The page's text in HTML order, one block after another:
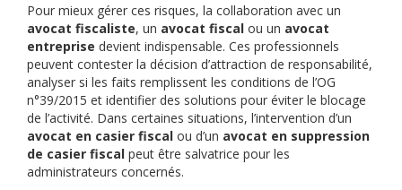
Pour mieux gérer ces risques, la collaboration avec un
avocat fiscaliste, un avocat fiscal ou un avocat
entreprise devient indispensable. Ces professionnels
peuvent contester la décision d’attraction de responsabilité,
analyser si les faits remplissent les conditions de l’OG
n°39/2015 et identifier des solutions pour éviter le blocage
de l’activité. Dans certaines situations, l’intervention d’un
avocat en casier fiscal ou d’un avocat en suppression
de casier fiscal peut être salvatrice pour les
administrateurs concernés.